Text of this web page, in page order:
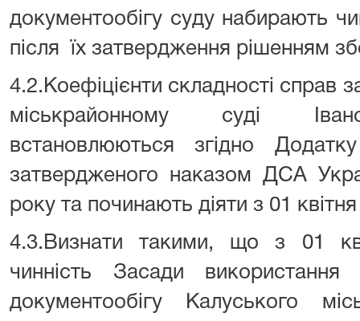
документообігу суду набирають
після їх затвердження рішенням
4.2.Коефіцієнти складності справ
міськрайонному суді
встановлюються згідно
затвердженого наказом ДСА
року та починають діяти з 01
4.3.Визнати такими, що з 01
чинність Засади використання
документообігу Калуського